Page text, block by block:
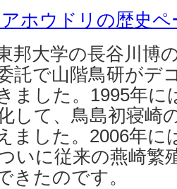
ホウドリの歴史ペ
邦大学の長谷川博
託で山階鳥研がデ
ました。1995年に
して、鳥島初寝崎
ました。2006年に
いに従来の燕崎繁
きたのです。